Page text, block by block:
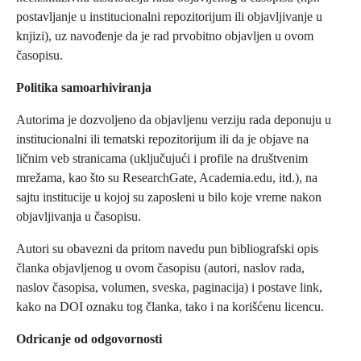
postavljanje u institucionalni repozitorijum ili objavljivanje u
knjizi), uz navođenje da je rad prvobitno objavljen u ovom
časopisu.
Politika samoarhiviranja
Autorima je dozvoljeno da objavljenu verziju rada deponuju u
institucionalni ili tematski repozitorijum ili da je objave na
ličnim veb stranicama (uključujući i profile na društvenim
mrežama, kao što su ResearchGate, Academia.edu, itd.), na
sajtu institucije u kojoj su zaposleni u bilo koje vreme nakon
objavljivanja u časopisu.
Autori su obavezni da pritom navedu pun bibliografski opis
članka objavljenog u ovom časopisu (autori, naslov rada,
naslov časopisa, volumen, sveska, paginacija) i postave link,
kako na DOI oznaku tog članka, tako i na korišćenu licencu.
Odricanje od odgovornosti